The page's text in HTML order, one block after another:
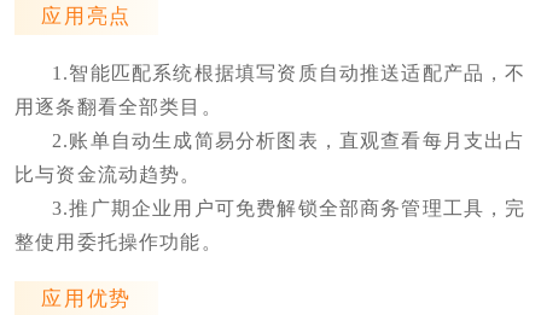
应用亮点
1.智能匹配系统根据填写资质自动推送适配产品，不
用逐条翻看全部类目。
2.账单自动生成简易分析图表，直观查看每月支出占
比与资金流动趋势。
3.推广期企业用户可免费解锁全部商务管理工具，完
整使用委托操作功能。
应用优势